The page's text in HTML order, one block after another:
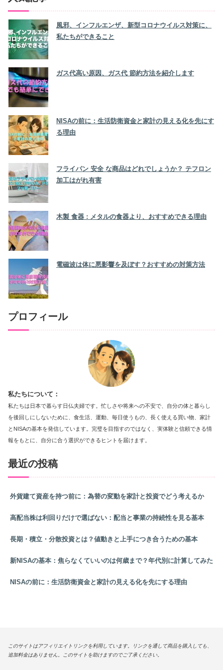
風邪、インフルエンザ、新型コロナウイルス対策に、
私たちができること
ガス代高い原因、ガス代 節約方法を紹介します
NISAの前に：生活防衛資金と家計の見える化を先にす
る理由
フライパン 安全 な商品はどれでしょうか？ テフロン
加工はがれ有害
木製 食器 : メタルの食器より、おすすめできる理由
電磁波は体に悪影響を及ぼす？おすすめの対策方法
プロフィール
私たちについて：
私たちは日本で暮らす日仏夫婦です。忙しさや将来への不安で、自分の体と暮らし
を後回しにしないために、食生活、運動、毎日使うもの、長く使える買い物、家計
とNISAの基本を発信しています。完璧を目指すのではなく、実体験と信頼できる情
報をもとに、自分に合う選択ができるヒントを届けます。
最近の投稿
外貨建て資産を持つ前に：為替の変動を家計と投資でどう考えるか
高配当株は利回りだけで選ばない：配当と事業の持続性を見る基本
長期・積立・分散投資とは？値動きと上手につき合うための基本
新NISAの基本：焦らなくていいのは何歳まで？年代別に計算してみた
NISAの前に：生活防衛資金と家計の見える化を先にする理由
このサイトはアフィリエイトリンクを利用しています。リンクを通して商品を購入しても、
追加料金はありません。このサイトを助けますのでご了承ください。